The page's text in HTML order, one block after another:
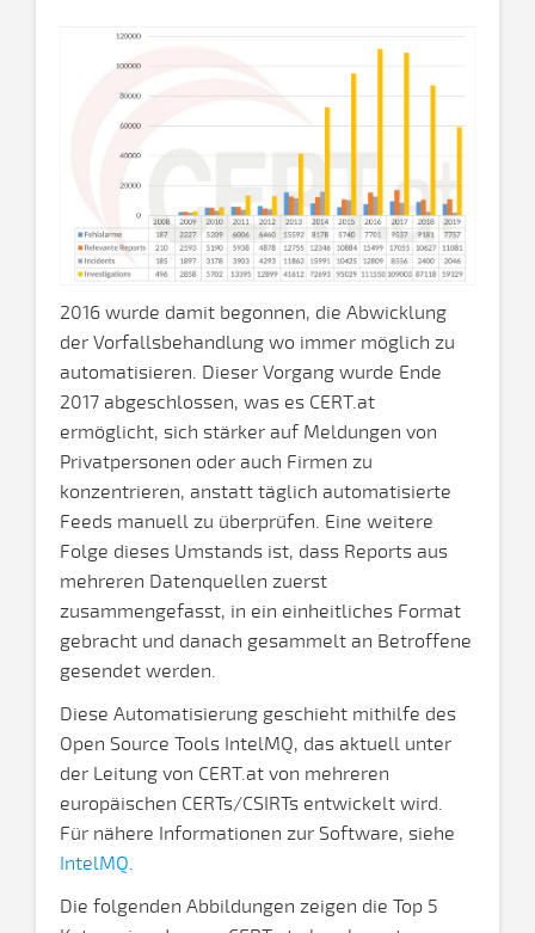
2016 wurde damit begonnen, die Abwicklung
der Vorfallsbehandlung wo immer möglich zu
automatisieren. Dieser Vorgang wurde Ende
2017 abgeschlossen, was es CERT.at
ermöglicht, sich stärker auf Meldungen von
Privatpersonen oder auch Firmen zu
konzentrieren, anstatt täglich automatisierte
Feeds manuell zu überprüfen. Eine weitere
Folge dieses Umstands ist, dass Reports aus
mehreren Datenquellen zuerst
zusammengefasst, in ein einheitliches Format
gebracht und danach gesammelt an Betroffene
gesendet werden.
Diese Automatisierung geschieht mithilfe des
Open Source Tools IntelMQ, das aktuell unter
der Leitung von CERT.at von mehreren
europäischen CERTs/CSIRTs entwickelt wird.
Für nähere Informationen zur Software, siehe
IntelMQ.
Die folgenden Abbildungen zeigen die Top 5